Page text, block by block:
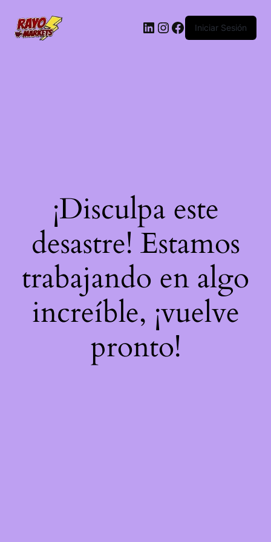
LinkedIn
Instagram
Facebook
Iniciar Sesión
¡Disculpa este
desastre! Estamos
trabajando en algo
increíble, ¡vuelve
pronto!